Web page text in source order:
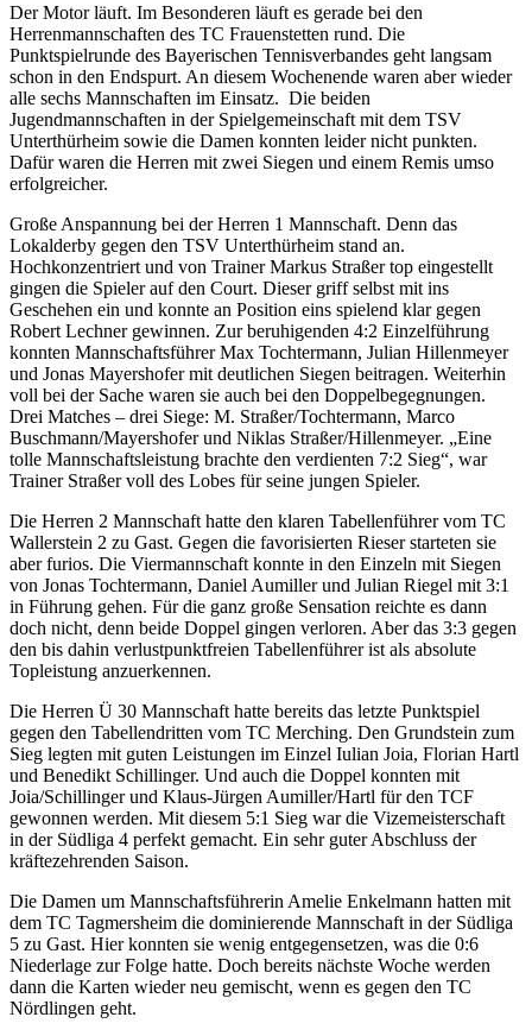
Der Motor läuft. Im Besonderen läuft es gerade bei den
Herrenmannschaften des TC Frauenstetten rund. Die
Punktspielrunde des Bayerischen Tennisverbandes geht langsam
schon in den Endspurt. An diesem Wochenende waren aber wieder
alle sechs Mannschaften im Einsatz. Die beiden
Jugendmannschaften in der Spielgemeinschaft mit dem TSV
Unterthürheim sowie die Damen konnten leider nicht punkten.
Dafür waren die Herren mit zwei Siegen und einem Remis umso
erfolgreicher.
Große Anspannung bei der Herren 1 Mannschaft. Denn das
Lokalderby gegen den TSV Unterthürheim stand an.
Hochkonzentriert und von Trainer Markus Straßer top eingestellt
gingen die Spieler auf den Court. Dieser griff selbst mit ins
Geschehen ein und konnte an Position eins spielend klar gegen
Robert Lechner gewinnen. Zur beruhigenden 4:2 Einzelführung
konnten Mannschaftsführer Max Tochtermann, Julian Hillenmeyer
und Jonas Mayershofer mit deutlichen Siegen beitragen. Weiterhin
voll bei der Sache waren sie auch bei den Doppelbegegnungen.
Drei Matches – drei Siege: M. Straßer/Tochtermann, Marco
Buschmann/Mayershofer und Niklas Straßer/Hillenmeyer. „Eine
tolle Mannschaftsleistung brachte den verdienten 7:2 Sieg“, war
Trainer Straßer voll des Lobes für seine jungen Spieler.
Die Herren 2 Mannschaft hatte den klaren Tabellenführer vom TC
Wallerstein 2 zu Gast. Gegen die favorisierten Rieser starteten sie
aber furios. Die Viermannschaft konnte in den Einzeln mit Siegen
von Jonas Tochtermann, Daniel Aumiller und Julian Riegel mit 3:1
in Führung gehen. Für die ganz große Sensation reichte es dann
doch nicht, denn beide Doppel gingen verloren. Aber das 3:3 gegen
den bis dahin verlustpunktfreien Tabellenführer ist als absolute
Topleistung anzuerkennen.
Die Herren Ü 30 Mannschaft hatte bereits das letzte Punktspiel
gegen den Tabellendritten vom TC Merching. Den Grundstein zum
Sieg legten mit guten Leistungen im Einzel Iulian Joia, Florian Hartl
und Benedikt Schillinger. Und auch die Doppel konnten mit
Joia/Schillinger und Klaus-Jürgen Aumiller/Hartl für den TCF
gewonnen werden. Mit diesem 5:1 Sieg war die Vizemeisterschaft
in der Südliga 4 perfekt gemacht. Ein sehr guter Abschluss der
kräftezehrenden Saison.
Die Damen um Mannschaftsführerin Amelie Enkelmann hatten mit
dem TC Tagmersheim die dominierende Mannschaft in der Südliga
5 zu Gast. Hier konnten sie wenig entgegensetzen, was die 0:6
Niederlage zur Folge hatte. Doch bereits nächste Woche werden
dann die Karten wieder neu gemischt, wenn es gegen den TC
Nördlingen geht.